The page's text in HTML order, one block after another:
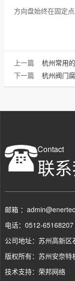
方向盘始终在固定点
上一篇 杭州常用
下一篇 杭州阀门
Contact
联
邮箱 ：
电话：0512-65168207
公司地址：苏州高新区
版权所有：苏州安奈特
技术支持： 荣邦网络